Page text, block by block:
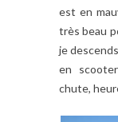
est en
très beau
je
en
chute,